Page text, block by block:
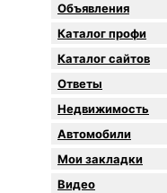
Объявления
Каталог профи
Каталог сайтов
Oтветы
Недвижимость
Автомобили
Мои закладки
Видео